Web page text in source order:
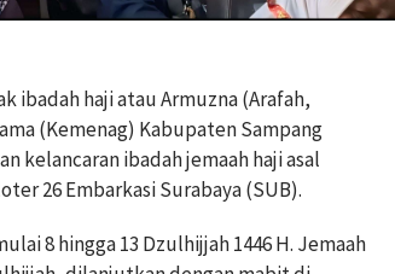
ibadah haji atau Armuzna (Arafah,
(Kemenag) Kabupaten Sampang
kelancaran ibadah jemaah haji asal
26 Embarkasi Surabaya (SUB).
8 hingga 13 Dzulhijjah 1446 H. Jemaah